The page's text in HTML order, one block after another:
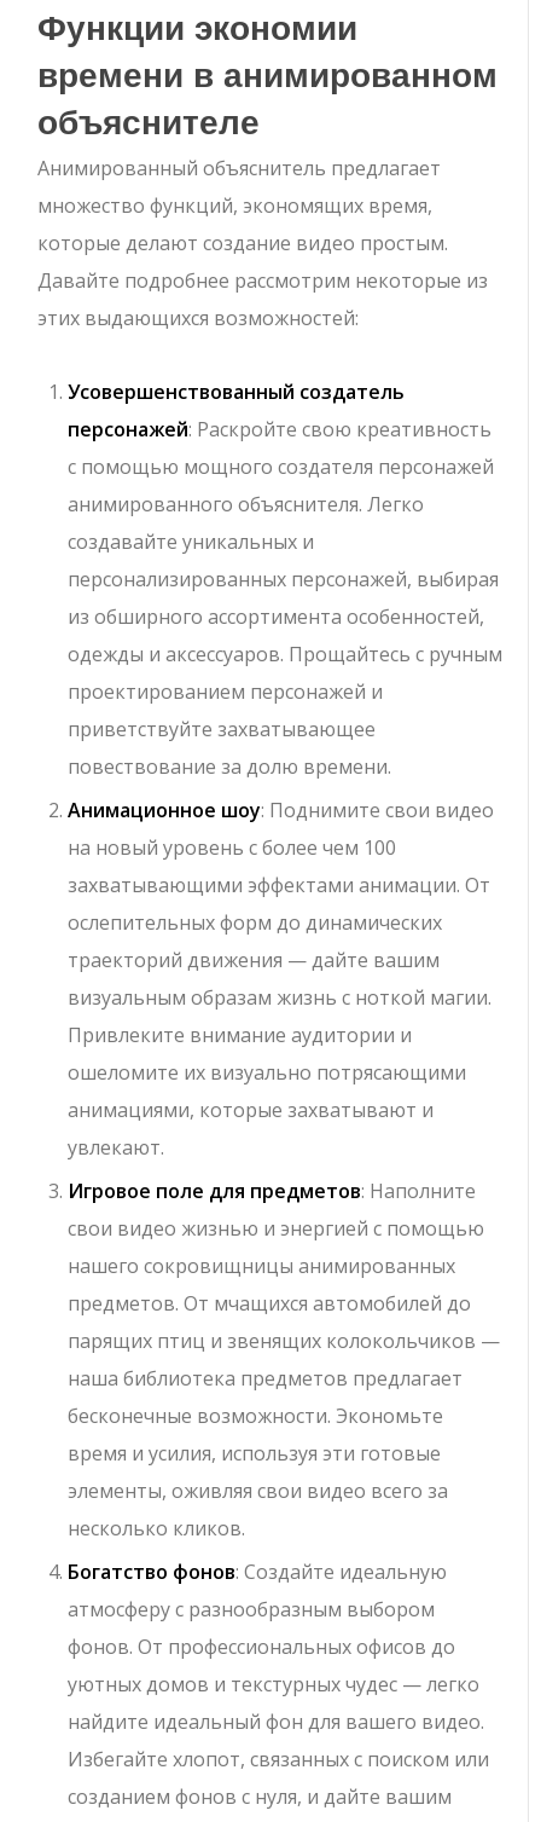
Функции экономии
времени в анимированном
объяснителе
Анимированный объяснитель предлагает
множество функций, экономящих время,
которые делают создание видео простым.
Давайте подробнее рассмотрим некоторые из
этих выдающихся возможностей:
Усовершенствованный создатель
персонажей: Раскройте свою креативность
с помощью мощного создателя персонажей
анимированного объяснителя. Легко
создавайте уникальных и
персонализированных персонажей, выбирая
из обширного ассортимента особенностей,
одежды и аксессуаров. Прощайтесь с ручным
проектированием персонажей и
приветствуйте захватывающее
повествование за долю времени.
Анимационное шоу: Поднимите свои видео
на новый уровень с более чем 100
захватывающими эффектами анимации. От
ослепительных форм до динамических
траекторий движения — дайте вашим
визуальным образам жизнь с ноткой магии.
Привлеките внимание аудитории и
ошеломите их визуально потрясающими
анимациями, которые захватывают и
увлекают.
Игровое поле для предметов: Наполните
свои видео жизнью и энергией с помощью
нашего сокровищницы анимированных
предметов. От мчащихся автомобилей до
парящих птиц и звенящих колокольчиков —
наша библиотека предметов предлагает
бесконечные возможности. Экономьте
время и усилия, используя эти готовые
элементы, оживляя свои видео всего за
несколько кликов.
Богатство фонов: Создайте идеальную
атмосферу с разнообразным выбором
фонов. От профессиональных офисов до
уютных домов и текстурных чудес — легко
найдите идеальный фон для вашего видео.
Избегайте хлопот, связанных с поиском или
созданием фонов с нуля, и дайте вашим